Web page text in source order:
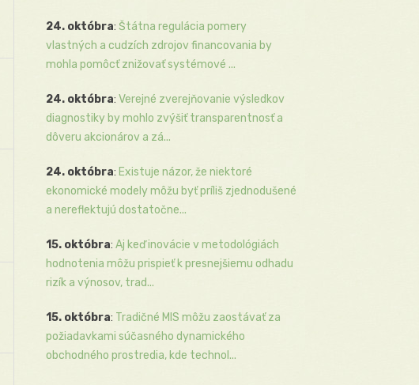
24. októbra: Štátna regulácia pomery
vlastných a cudzích zdrojov financovania by
mohla pomôcť znižovať systémové ...
24. októbra: Verejné zverejňovanie výsledkov
diagnostiky by mohlo zvýšiť transparentnosť a
dôveru akcionárov a zá...
24. októbra: Existuje názor, že niektoré
ekonomické modely môžu byť príliš zjednodušené
a nereflektujú dostatočne...
15. októbra: Aj keď inovácie v metodológiách
hodnotenia môžu prispieť k presnejšiemu odhadu
rizík a výnosov, trad...
15. októbra: Tradičné MIS môžu zaostávať za
požiadavkami súčasného dynamického
obchodného prostredia, kde technol...